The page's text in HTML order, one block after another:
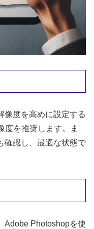
像度を高めに設定する
度を推奨します。ま
確認し、最適な状態で
Adobe Photoshopを使